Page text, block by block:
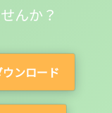
んか？
ウンロード